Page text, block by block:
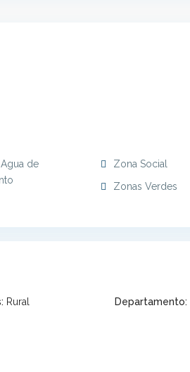
de
Zona Social
Zonas Verdes
Rural Departamento: